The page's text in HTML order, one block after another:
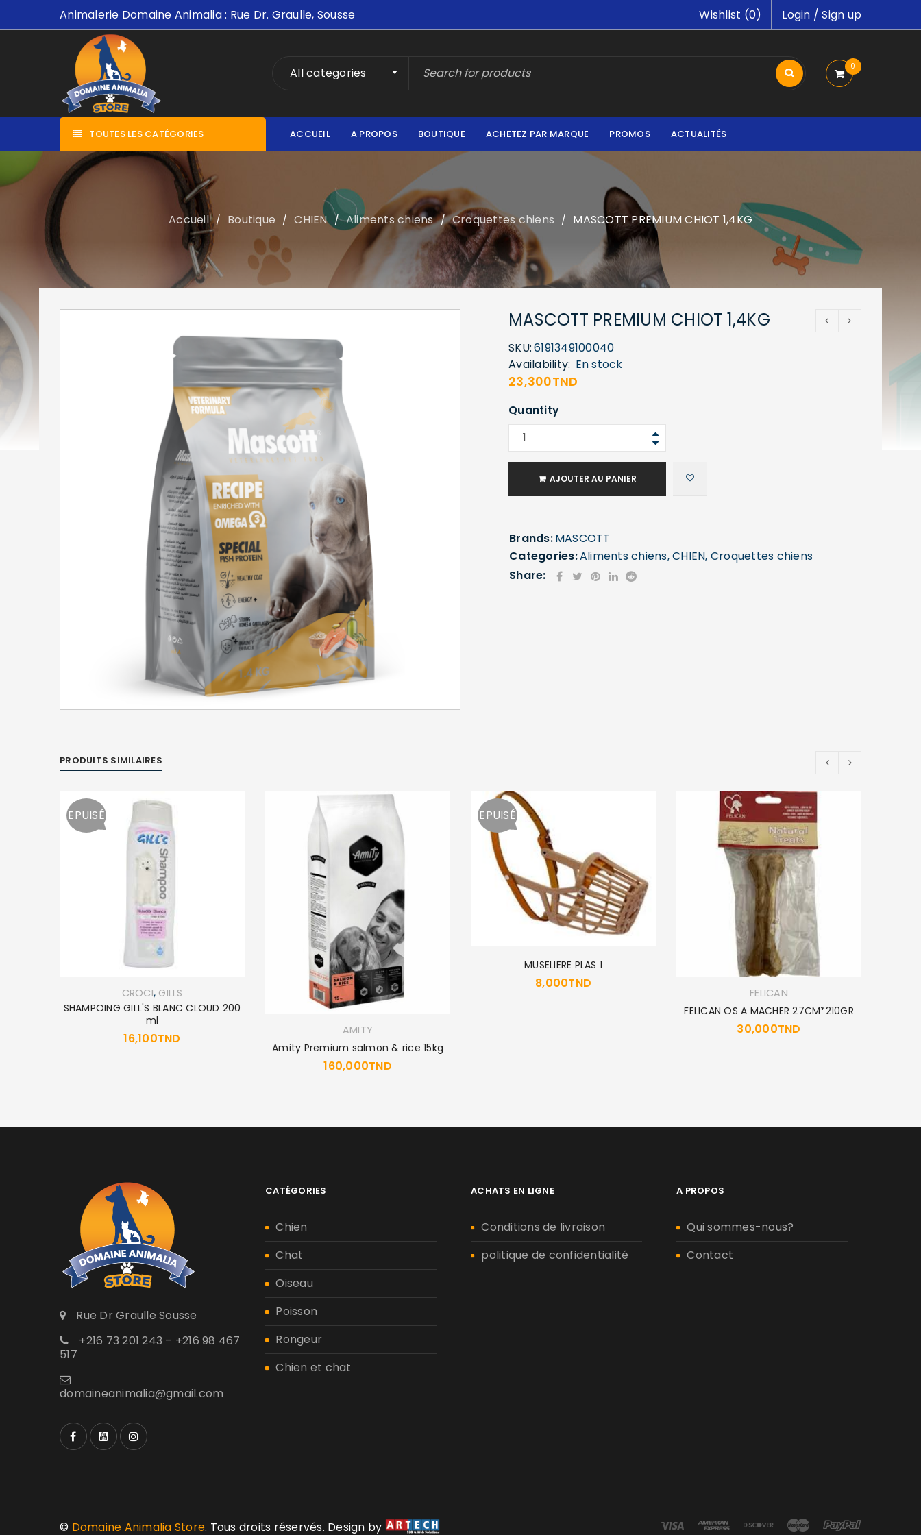
SE CONNECTER
Se souvenir de moi
SE CONNECTER
MOT DE PASSE PERDU ?
Animalerie Domaine Animalia : Rue Dr. Graulle, Sousse Login /Sign up
Wishlist (0)
All categories 0
TOUTES LES CATÉGORIES ACCUEIL A PROPOS BOUTIQUE ACHETEZ PAR MARQUE PROMOS ACTUALITÉS
Accueil / Boutique / CHIEN / Aliments chiens / Croquettes chiens / MASCOTT PREMIUM CHIOT 1,4KG
MASCOTT PREMIUM CHIOT 1,4KG
SKU:6191349100040
Availability: En stock
23,300TND
Quantity
AJOUTER AU PANIER
Brands:MASCOTT
Categories:Aliments chiens,CHIEN, Croquettes chiens
Share:
PRODUITS SIMILAIRES
EPUISÉ
CROCI, GILLS
SHAMPOING GILL'S BLANC CLOUD 200
ml
16,100TND
AMITY
Amity Premium salmon & rice 15kg
160,000TND
EPUISÉ
MUSELIERE PLAS 1
8,000TND
FELICAN
FELICAN OS A MACHER 27CM*210GR
30,000TND
Rue Dr Graulle Sousse
+216 73 201 243 – +216 98 467
517
domaineanimalia@gmail.com
CATÉGORIES
Chien
Chat
Oiseau
Poisson
Rongeur
Chien et chat
ACHATS EN LIGNE
Conditions de livraison
politique de confidentialité
A PROPOS
Qui sommes-nous?
Contact
© Domaine Animalia Store. Tous droits réservés. Design by